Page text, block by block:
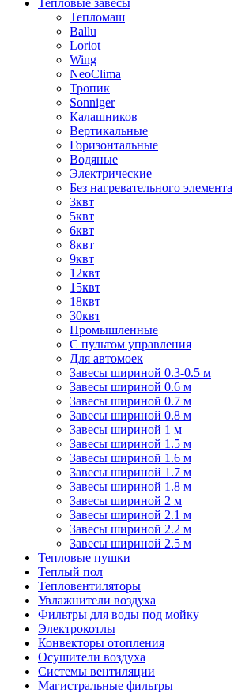
Тепломаш
Ballu
Loriot
Wing
NeoClima
Тропик
Sonniger
Калашников
Вертикальные
Горизонтальные
Водяные
Электрические
Без нагревательного элемента
3квт
5квт
6квт
8квт
9квт
12квт
15квт
18квт
30квт
Промышленные
С пультом управления
Для автомоек
Завесы шириной 0.3-0.5 м
Завесы шириной 0.6 м
Завесы шириной 0.7 м
Завесы шириной 0.8 м
Завесы шириной 1 м
Завесы шириной 1.5 м
Завесы шириной 1.6 м
Завесы шириной 1.7 м
Завесы шириной 1.8 м
Завесы шириной 2 м
Завесы шириной 2.1 м
Завесы шириной 2.2 м
Завесы шириной 2.5 м
Тепловые пушки
Теплый пол
Тепловентиляторы
Увлажнители воздуха
Фильтры для воды под мойку
Электрокотлы
Конвекторы отопления
Осушители воздуха
Системы вентиляции
Магистральные фильтры